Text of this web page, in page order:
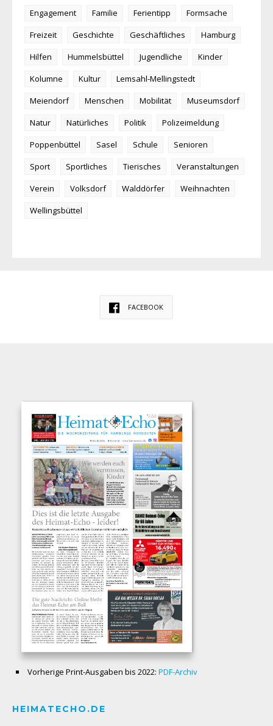
Engagement
Familie Ferientipp
Formsache
Freizeit
Geschichte Geschäftliches
Hamburg
Hilfen
Hummelsbüttel Jugendliche
Kinder
Kolumne
Kultur
Lemsahl-Mellingstedt
Meiendorf
Menschen Mobilität
Museumsdorf
Natur
Natürliches Politik
Polizeimeldung
Poppenbüttel
Sasel Schule
Senioren
Sport
Sportliches Tierisches
Veranstaltungen
Verein
Volksdorf Walddörfer
Weihnachten
Wellingsbüttel
FACEBOOK
Vorherige Print-Ausgaben bis 2022: PDF-Archiv
HEIMATECHO.DE